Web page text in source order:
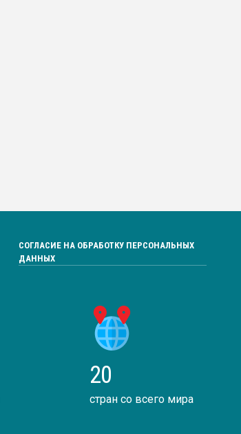
СОГЛАСИЕ НА ОБРАБОТКУ ПЕРСОНАЛЬНЫХ
ДАННЫХ
20
стран со всего мира